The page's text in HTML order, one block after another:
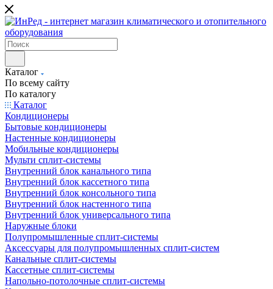
Каталог
По всему сайту
По каталогу
Каталог
Кондиционеры
Бытовые кондиционеры
Настенные кондиционеры
Мобильные кондиционеры
Мульти сплит-системы
Внутренний блок канального типа
Внутренний блок кассетного типа
Внутренний блок консольного типа
Внутренний блок настенного типа
Внутренний блок универсального типа
Наружные блоки
Полупромышленные сплит-системы
Аксессуары для полупромышленных сплит-систем
Канальные сплит-системы
Кассетные сплит-системы
Напольно-потолочные сплит-системы